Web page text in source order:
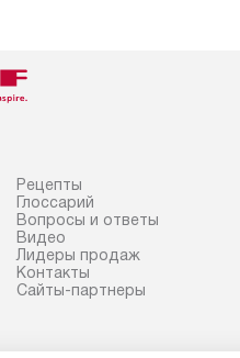
Рецепты
Глоссарий
Вопросы и ответы
Видео
Лидеры продаж
Контакты
Сайты-партнеры